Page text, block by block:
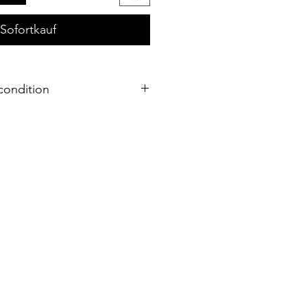
Sofortkauf